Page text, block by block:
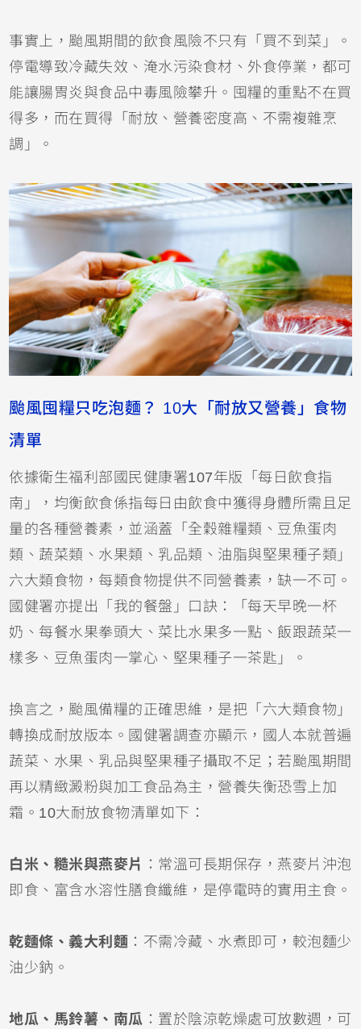
事實上，颱風期間的飲食風險不只有「買不到菜」。
停電導致冷藏失效、淹水污染食材、外食停業，都可
能讓腸胃炎與食品中毒風險攀升。囤糧的重點不在買
得多，而在買得「耐放、營養密度高、不需複雜烹
調」。
颱風囤糧只吃泡麵？ 10大「耐放又營養」食物
清單
依據衛生福利部國民健康署107年版「每日飲食指
南」，均衡飲食係指每日由飲食中獲得身體所需且足
量的各種營養素，並涵蓋「全穀雜糧類、豆魚蛋肉
類、蔬菜類、水果類、乳品類、油脂與堅果種子類」
六大類食物，每類食物提供不同營養素，缺一不可。
國健署亦提出「我的餐盤」口訣：「每天早晚一杯
奶、每餐水果拳頭大、菜比水果多一點、飯跟蔬菜一
樣多、豆魚蛋肉一掌心、堅果種子一茶匙」。
換言之，颱風備糧的正確思維，是把「六大類食物」
轉換成耐放版本。國健署調查亦顯示，國人本就普遍
蔬菜、水果、乳品與堅果種子攝取不足；若颱風期間
再以精緻澱粉與加工食品為主，營養失衡恐雪上加
霜。10大耐放食物清單如下：
白米、糙米與燕麥片 ：常溫可長期保存，燕麥片沖泡
即食、富含水溶性膳食纖維，是停電時的實用主食。
乾麵條、義大利麵 ：不需冷藏、水煮即可，較泡麵少
油少鈉。
地瓜、馬鈴薯、南瓜 ：置於陰涼乾燥處可放數週，可